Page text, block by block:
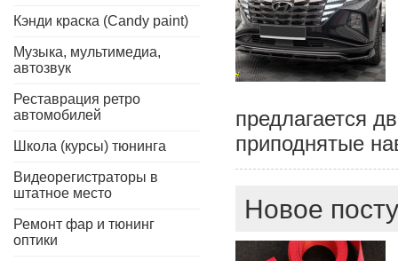
Кэнди краска (Candy paint)
Музыка, мультимедиа,
автозвук
Реставрация ретро
автомобилей
Школа (курсы) тюнинга
Видеорегистраторы в
штатное место
Ремонт фар и тюнинг
оптики
предлагается
приподнятые
Новое